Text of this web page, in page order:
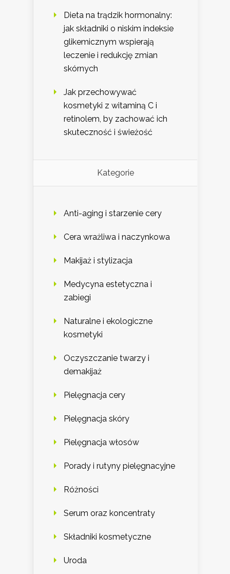
Dieta na trądzik hormonalny:
jak składniki o niskim indeksie
glikemicznym wspierają
leczenie i redukcję zmian
skórnych
Jak przechowywać
kosmetyki z witaminą C i
retinolem, by zachować ich
skuteczność i świeżość
Kategorie
Anti-aging i starzenie cery
Cera wrażliwa i naczynkowa
Makijaż i stylizacja
Medycyna estetyczna i
zabiegi
Naturalne i ekologiczne
kosmetyki
Oczyszczanie twarzy i
demakijaż
Pielęgnacja cery
Pielęgnacja skóry
Pielęgnacja włosów
Porady i rutyny pielęgnacyjne
Różności
Serum oraz koncentraty
Składniki kosmetyczne
Uroda